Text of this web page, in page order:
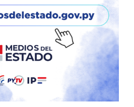
Mario Abdo Benítez,
ceremonia de egreso de los
de reserva de los
Militar para Estudiantes y de
Reserva (CIMEFOR), período
unidad militar, ubicado en la
Alonso.